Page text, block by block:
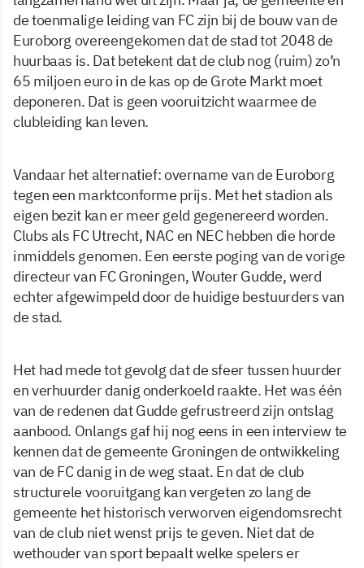
de toenmalige leiding van FC zijn bij de bouw van de
Euroborg overeengekomen dat de stad tot 2048 de
huurbaas is. Dat betekent dat de club nog (ruim) zo’n
65 miljoen euro in de kas op de Grote Markt moet
deponeren. Dat is geen vooruitzicht waarmee de
clubleiding kan leven.
Vandaar het alternatief: overname van de Euroborg
tegen een marktconforme prijs. Met het stadion als
eigen bezit kan er meer geld gegenereerd worden.
Clubs als FC Utrecht, NAC en NEC hebben die horde
inmiddels genomen. Een eerste poging van de vorige
directeur van FC Groningen, Wouter Gudde, werd
echter afgewimpeld door de huidige bestuurders van
de stad.
Het had mede tot gevolg dat de sfeer tussen huurder
en verhuurder danig onderkoeld raakte. Het was één
van de redenen dat Gudde gefrustreerd zijn ontslag
aanbood. Onlangs gaf hij nog eens in een interview te
kennen dat de gemeente Groningen de ontwikkeling
van de FC danig in de weg staat. En dat de club
structurele vooruitgang kan vergeten zo lang de
gemeente het historisch verworven eigendomsrecht
van de club niet wenst prijs te geven. Niet dat de
wethouder van sport bepaalt welke spelers er